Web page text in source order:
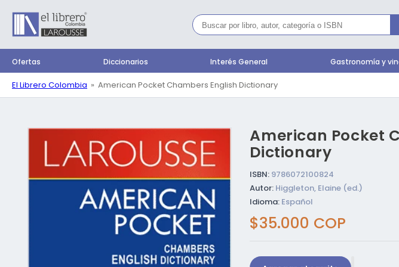
directamente
al contenido
Ofertas Diccionarios Interés General Gastronomía y
El Librero Colombia American Pocket Chambers English Dictionary
Ir directamente a
la información del
producto
American Pocket
Dictionary
ISBN: 9786072100824
Autor: Higgleton, Elaine (ed.)
Idioma: Español
Precio
habitual
$35.000 COP